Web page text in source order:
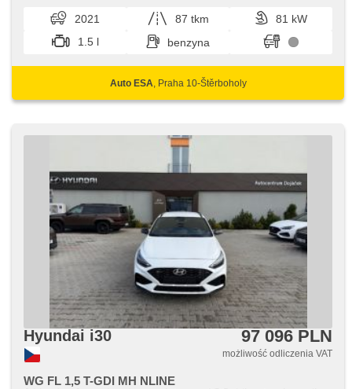
światła do jazdy dziennej, felgi aluminiowe, manualna
skrzynia biegów, el. lusterka, podgrzewane lusterka,
wspomaganie układu kierowniczego, zamykanie centralne -
zdalne, stabilizacja podwozia (ESP), halogeny, el. składane
samostmívací zrcátka, parkovací kamera, wyłączenie
poduszki pasażera, nouzové brzdění (PEBS), 6x poduszka
denně (včetně víkendů...
2021 87 tkm
81 kW
1.5 l
benzyna
Auto ESA , Praha 10-Štěrboholy
Hyundai i30 97 096 PLN
możliwość odliczenia VAT
WG FL 1,5 T-GDI MH NLINE